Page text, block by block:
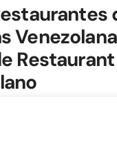
Restaurant